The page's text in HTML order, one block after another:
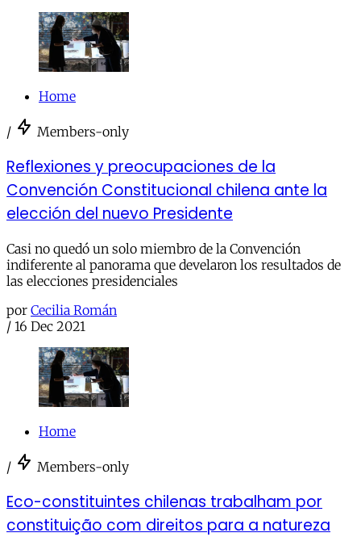
Home
/ Members-only
Reflexiones y preocupaciones de la
Convención Constitucional chilena ante la
elección del nuevo Presidente
Casi no quedó un solo miembro de la Convención
indiferente al panorama que develaron los resultados de
las elecciones presidenciales
por Cecilia Román
/ 16 Dec 2021
Home
/ Members-only
Eco-constituintes chilenas trabalham por
constituição com direitos para a natureza